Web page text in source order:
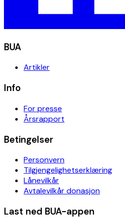
BUA
Artikler
Info
For presse
Årsrapport
Betingelser
Personvern
Tilgjengelighetserklæring
Lånevilkår
Avtalevilkår donasjon
Last ned BUA-appen